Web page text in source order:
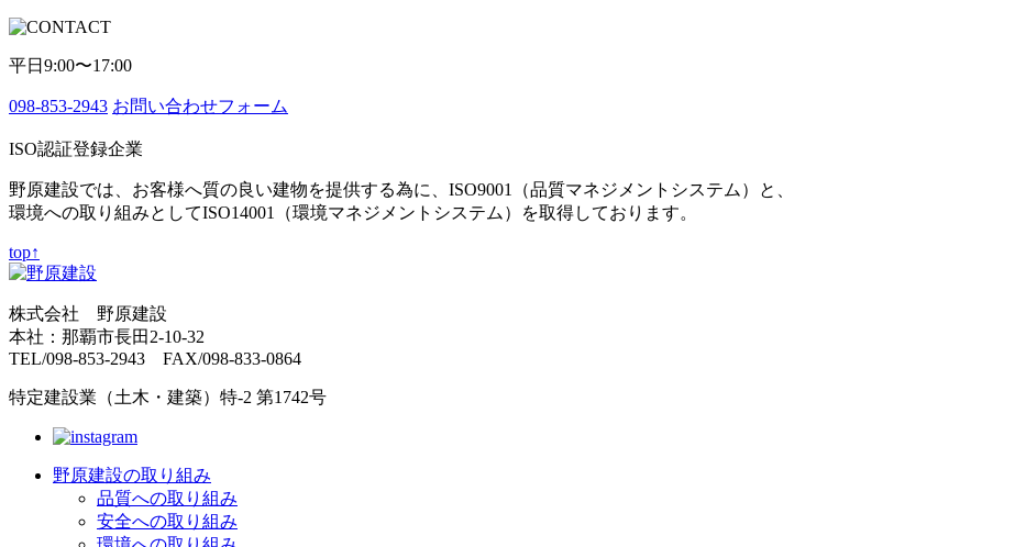
平日9:00〜17:00
098-853-2943 お問い合わせフォーム
ISO認証登録企業
野原建設では、お客様へ質の良い建物を提供する為に、ISO9001（品質マネジメントシステム）と、
環境への取り組みとしてISO14001（環境マネジメントシステム）を取得しております。
top↑
株式会社 野原建設
本社：那覇市長田2-10-32
TEL/098-853-2943 FAX/098-833-0864
特定建設業（土木・建築）特-2 第1742号
野原建設の取り組み
品質への取り組み
安全への取り組み